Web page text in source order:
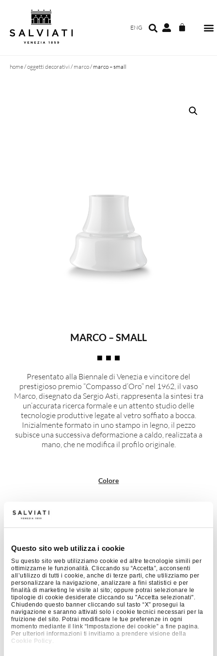
Questo sito web utilizza i cookie
Su questo sito web utilizziamo cookie ed altre tecnologie simili per
ottimizzarne le funzionalità. Cliccando su “Accetta”, acconsenti
all’utilizzo di tutti i cookie, anche di terze parti, che utilizziamo per
personalizzare la navigazione, analizzare a fini statistici e per
finalità di marketing le visite al sito; oppure potrai selezionare le
tipologie di cookie desiderate cliccando su "Accetta selezionati".
Chiudendo questo banner cliccando sul tasto “X” prosegui la
navigazione e saranno attivati solo i cookie tecnici necessari per la
fruizione del sito. Potrai modificare le tue preferenze in ogni
momento mediante il link “Impostazione dei cookie” a fine pagina.
Per ulteriori informazioni ti invitiamo a prendere visione della
Cookie Policy
ENG
home/oggetti decorativi / marco/ marco – small
MARCO – SMALL
Presentato alla Biennale di Venezia e vincitore del
prestigioso premio “Compasso d’Oro” nel 1962, il vaso
Marco, disegnato da Sergio Asti, rappresenta la sintesi tra
un’accurata ricerca formale e un attento studio delle
tecnologie produttive legate al vetro soffiato a bocca.
Inizialmente formato in uno stampo in legno, il pezzo
subisce una successiva deformazione a caldo, realizzata a
mano, che ne modifica il profilo originale.
Colore
Bianco
€935,00 IVA escl. Aggiungi al carrello